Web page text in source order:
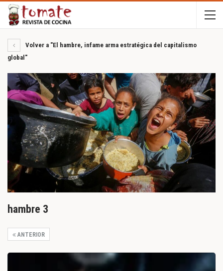
Volver a "El hambre, infame arma estratégica del capitalismo
global"
hambre 3
ANTERIOR